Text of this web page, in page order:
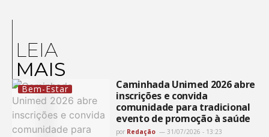
LEIA
MAIS
Bem-Estar
Caminhada Unimed 2026 abre
inscrições e convida
comunidade para tradicional
evento de promoção à saúde
por Redação 31/07/2026 - 13:23